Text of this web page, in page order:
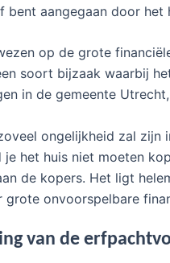
aangegaan door het
op de grote
soort bijzaak waarbij
in de gemeente
ongelijkheid zal
het huis niet moeten
de kopers. Het ligt
onvoorspelbare
van de